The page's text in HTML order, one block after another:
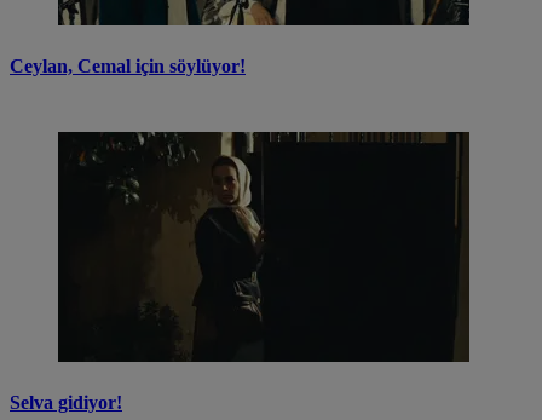
Ceylan, Cemal için söylüyor!
Selva gidiyor!